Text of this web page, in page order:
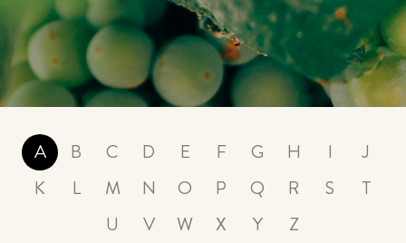
A B C D E F G H I
J
K
L M N O P Q R S
T
U
V W X Y Z
STORIES
EVENTS